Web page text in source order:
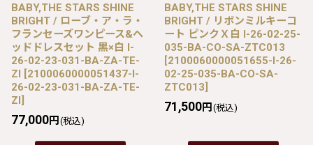
BABY,THE STARS SHINE
BRIGHT / ローブ・ア・ラ・
フランセーズワンピース&ヘ
ッドドレスセット 黒×白 I-
26-02-23-031-BA-ZA-TE-
ZI [2100060000051437-I-
26-02-23-031-BA-ZA-TE-
ZI]
77,000円 (税込)
BABY,THE STARS SHINE
BRIGHT / リボンミルキーコ
ート ピンクＸ白 I-26-02-25-
035-BA-CO-SA-ZTC013
[2100060000051655-I-26-
02-25-035-BA-CO-SA-
ZTC013]
71,500円 (税込)